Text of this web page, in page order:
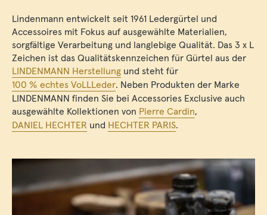
Lindenmann entwickelt seit 1961 Ledergürtel und
Accessoires mit Fokus auf ausgewählte Materialien,
sorgfältige Verarbeitung und langlebige Qualität. Das 3 x L
Zeichen ist das Qualitätskennzeichen für Gürtel aus der
LINDENMANN Herstellung und steht für
100 % echtes VoLLLeder. Neben Produkten der Marke
LINDENMANN finden Sie bei Accessories Exclusive auch
ausgewählte Kollektionen von Pierre Cardin,
DANIEL HECHTER und HECHTER PARIS.